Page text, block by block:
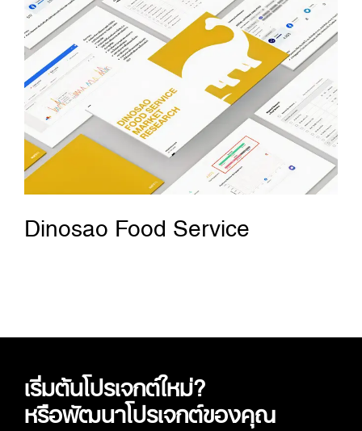
Dinosao Food Service
เริ่มต้นโปรเจกต์ใหม่?
หรือพัฒนาโปรเจกต์ของคุณ